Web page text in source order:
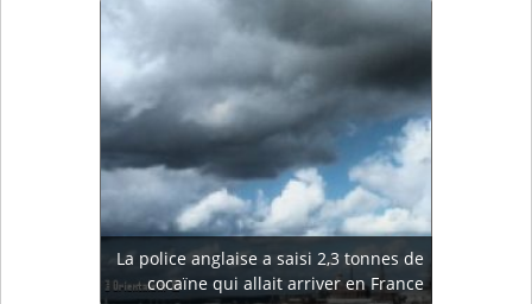
La police anglaise a saisi 2,3 tonnes de
cocaïne qui allait arriver en France